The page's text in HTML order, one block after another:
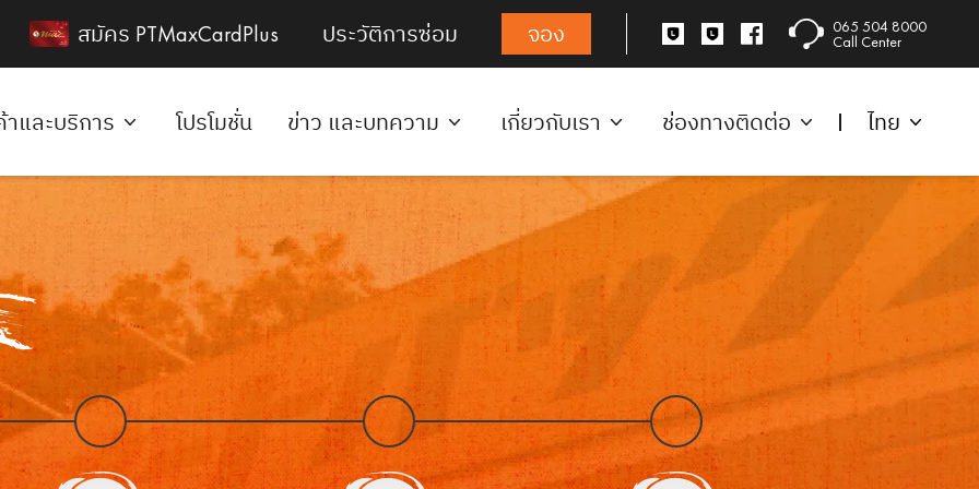
สมัคร PTMaxCardPlus ประวัติการซ่อม จอง 065 504 8000
Call Center
และบริการ โปรโมชั่น ข่าว และบทความ เกี่ยวกับเรา ช่องทางติดต่อ ไทย